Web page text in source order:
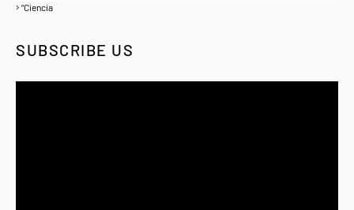
“Ciencia
SUBSCRIBE US